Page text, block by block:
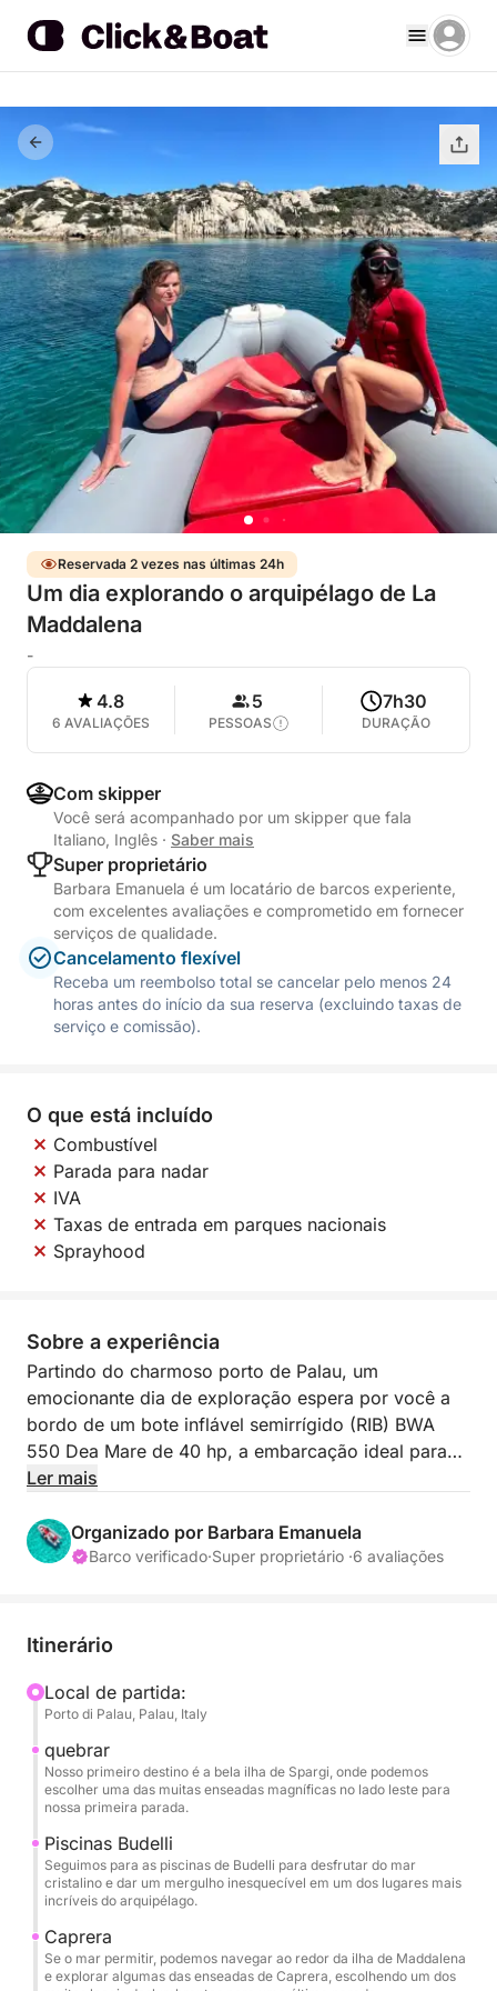
Reservada 2 vezes nas últimas 24h
Um dia explorando o arquipélago de La
Maddalena
-
4.8
6 AVALIAÇÕES
5
PESSOAS
7h30
DURAÇÃO
Com skipper
Você será acompanhado por um skipper que fala
Italiano, Inglês · Saber mais
Super proprietário
Barbara Emanuela é um locatário de barcos experiente,
com excelentes avaliações e comprometido em fornecer
serviços de qualidade.
Cancelamento flexível
Receba um reembolso total se cancelar pelo menos 24
horas antes do início da sua reserva (excluindo taxas de
serviço e comissão).
O que está incluído
Combustível
Parada para nadar
IVA
Taxas de entrada em parques nacionais
Sprayhood
Sobre a experiência
Partindo do charmoso porto de Palau, um
emocionante dia de exploração espera por você a
bordo de um bote inflável semirrígido (RIB) BWA
550 Dea Mare de 40 hp, a embarcação ideal para
descobrir as maravilhas do arquipélago de La
manobrável é perfeito para navegar pelas ilhas e
enseadas mais belas, oferecendo uma experiência
Nosso roteiro o levará pelas águas cristalinas que
poderá ser a ilha de Spargi, com suas praias de
areia fina como Cala Corsara e Cala Soraya, onde
você poderá mergulhar em um mar resplandecente
com tons caribenhos. Em seguida, você poderá
seguir para as piscinas naturais entre as ilhas de
mundialmente reconhecido por sua beleza
estonteante. Embora o desembarque não seja
permitido, você poderá admirar a famosa Praia
Rosa de Budelli durante a travessia.
Ao longo do dia, você terá bastante tempo para
Ler mais
Organizado por Barbara Emanuela
Barco verificado·Super proprietário ·6 avaliações
Itinerário
Local de partida:
Porto di Palau, Palau, Italy
quebrar
Nosso primeiro destino é a bela ilha de Spargi, onde podemos
escolher uma das muitas enseadas magníficas no lado leste para
nossa primeira parada.
Piscinas Budelli
Seguimos para as piscinas de Budelli para desfrutar do mar
cristalino e dar um mergulho inesquecível em um dos lugares mais
incríveis do arquipélago.
Caprera
Se o mar permitir, podemos navegar ao redor da ilha de Maddalena
e explorar algumas das enseadas de Caprera, escolhendo um dos